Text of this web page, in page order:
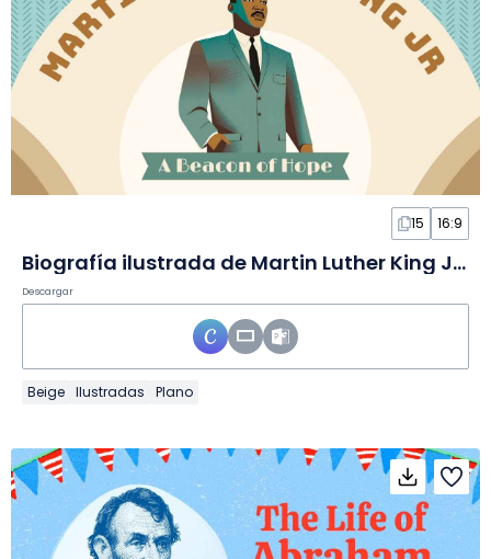
15 16:9
Biografía ilustrada de Martin Luther King Jr. en Diapositivas
Descargar
Beige Ilustradas Plano